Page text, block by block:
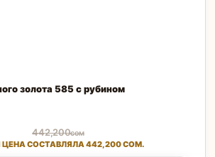
золота 585 с рубином
442,200сом
СОСТАВЛЯЛА 442,200 СОМ.